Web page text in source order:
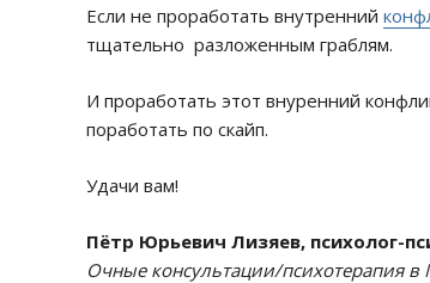
Если не проработать внутренний
тщательно разложенным граблям.
И проработать этот внуренний
поработать по скайп.
Удачи вам!
Пётр Юрьевич Лизяев, психолог-
Очные консультации/психотерапия в